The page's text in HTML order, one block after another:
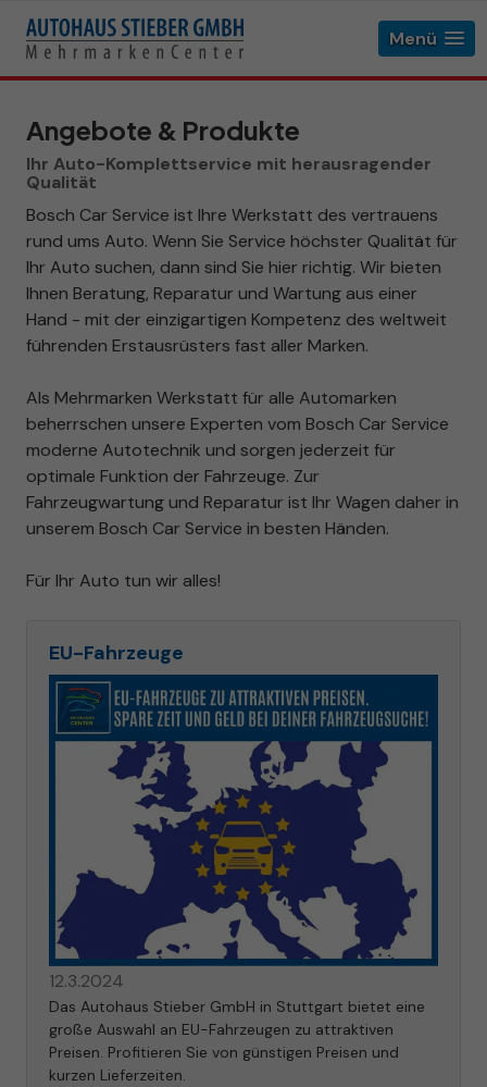
Menü
Angebote & Produkte
Ihr Auto-Komplettservice mit herausragender
Qualität
Bosch Car Service ist Ihre Werkstatt des vertrauens
rund ums Auto. Wenn Sie Service höchster Qualität für
Ihr Auto suchen, dann sind Sie hier richtig. Wir bieten
Ihnen Beratung, Reparatur und Wartung aus einer
Hand - mit der einzigartigen Kompetenz des weltweit
führenden Erstausrüsters fast aller Marken.
Als Mehrmarken Werkstatt für alle Automarken
beherrschen unsere Experten vom Bosch Car Service
moderne Autotechnik und sorgen jederzeit für
optimale Funktion der Fahrzeuge. Zur
Fahrzeugwartung und Reparatur ist Ihr Wagen daher in
unserem Bosch Car Service in besten Händen.
Für Ihr Auto tun wir alles!
EU-Fahrzeuge
12.3.2024
Das Autohaus Stieber GmbH in Stuttgart bietet eine
große Auswahl an EU-Fahrzeugen zu attraktiven
Preisen. Profitieren Sie von günstigen Preisen und
kurzen Lieferzeiten.